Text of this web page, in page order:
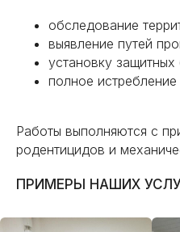
обследование
выявление путей
установку защитных
полное истребление
Работы выполняются с
родентицидов и
ПРИМЕРЫ НАШИХ